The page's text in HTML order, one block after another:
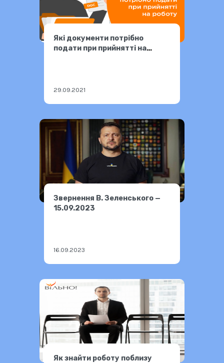
Які документи потрібно
подати при прийнятті на
29.09.2021
Звернення В. Зеленського —
15.09.2023
16.09.2023
Як знайти роботу поблизу